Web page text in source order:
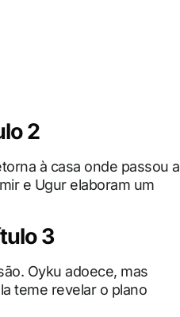
2
à casa onde passou a
e Ugur elaboram um
3
Oyku adoece, mas
teme revelar o plano